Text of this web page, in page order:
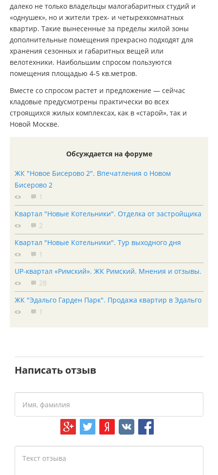
далеко не только владельцы малогабаритных студий и
«однушек», но и жители трех- и четырехкомнатных
квартир. Такие вынесенные за пределы жилой зоны
дополнительные помещения прекрасно подходят для
хранения сезонных и габаритных вещей или
велотехники. Наибольшим спросом пользуются
помещения площадью 4-5 кв.метров.
Вместе со спросом растет и предложение — сейчас
кладовые предусмотрены практически во всех
строящихся жилых комплексах, как в «старой», так и
Новой Москве.
Обсуждается на форуме
ЖК "Новое Бисерово 2". Впечатления о Новом
Бисерово 2
1
Квартал "Новые Котельники". Отделка от застройщика
2
Квартал "Новые Котельники". Тур выходного дня
1
UP-квартал «Римский». ЖК Римский. Мнения и отзывы.
28
ЖК "Эдальго Гарден Парк". Продажа квартир в Эдальго
1
Написать отзыв